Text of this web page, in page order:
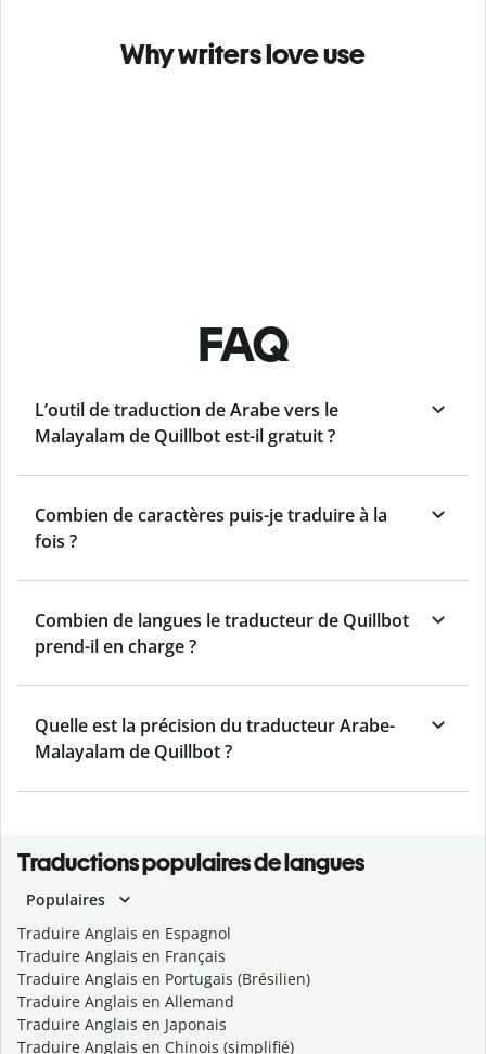
Why writers love use
FAQ
L’outil de traduction de Arabe vers le
Malayalam de Quillbot est-il gratuit ?
Combien de caractères puis-je traduire à la
fois ?
Combien de langues le traducteur de Quillbot
prend-il en charge ?
Quelle est la précision du traducteur Arabe-
Malayalam de Quillbot ?
Traductions populaires de langues
Populaires
Traduire Anglais en Espagnol
Traduire Anglais en Français
Traduire Anglais en Portugais (Brésilien)
Traduire Anglais en Allemand
Traduire Anglais en Japonais
Traduire Anglais en Chinois (simplifié)